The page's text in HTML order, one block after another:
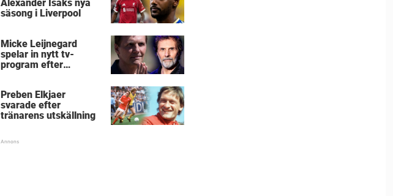
Alexander Isaks nya
säsong i Liverpool
Micke Leijnegard
spelar in nytt tv-
program efter
Preben Elkjaer
svarade efter
tränarens utskällning